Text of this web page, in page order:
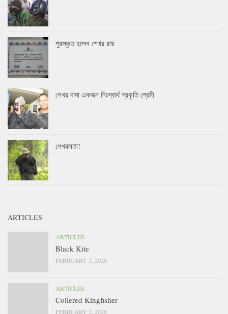
পুরস্কৃত হলেন শেখর রায়
শেখর দাদা একজন নিঃস্বার্থ প্রকৃতি প্রেমী
শেখরলতা!
ARTICLES
ARTICLES
Black Kite
FEBRUARY 3, 2026
ARTICLES
Collered Kingfisher
FEBRUARY 3, 2026